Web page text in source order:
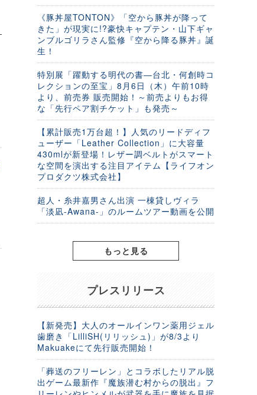
《豚丼屋TONTON》「空から豚丼が降って
きた」が現実に!?豪快キャプテン・山下ギャ
ンブルゴリラさん監修『空から降る豚丼』誕
生！
特別展「躍動する明代の書―台北・何創時コ
レクションの至宝」8月6日（木）午前10時
より、前売券 販売開始！～前売よりもお得
な「先行ペア割チケット」も発売～
【累計販売1万台超！】人気のリードディフ
ューザー「Leather Collection」に大容量
430mlが新登場！レザー調ベルトがスマート
な空間を演出する注目アイテム【ライフオン
プロダクツ株式会社】
超人・糸井嘉男さん出演 一棟貸しヴィラ
「淡凪-Awana-」のルームツアー動画を公開
もっと見る
プレスリリース
【新発売】大人のオールインワン薬用ジェル
歯磨き「LilliSH(リリッシュ)」が8/3より
Makuakeにて先行販売開始！
「葬送のフリーレン」とコラボしたリアル脱
出ゲーム最新作『魔族潜む村からの脱出』フ